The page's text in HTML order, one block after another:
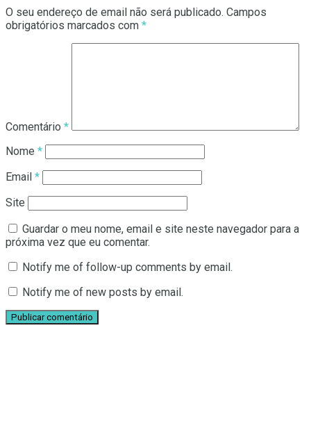
O seu endereço de email não será publicado. Campos
obrigatórios marcados com *
Comentário *
Nome *
Email *
Site
Guardar o meu nome, email e site neste navegador para a
próxima vez que eu comentar.
Notify me of follow-up comments by email.
Notify me of new posts by email.